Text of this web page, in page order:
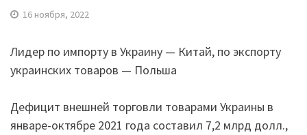
16 ноября, 2022
Лидер по импорту в Украину — Китай, по экспорту
украинских товаров — Польша
Дефицит внешней торговли товарами Украины в
январе-октябре 2021 года составил 7,2 млрд долл.,